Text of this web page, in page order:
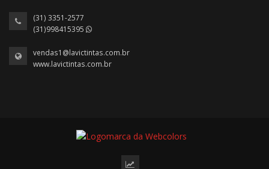
(31) 3351-2577
(31)998415395
vendas1@lavictintas.com.br
www.lavictintas.com.br